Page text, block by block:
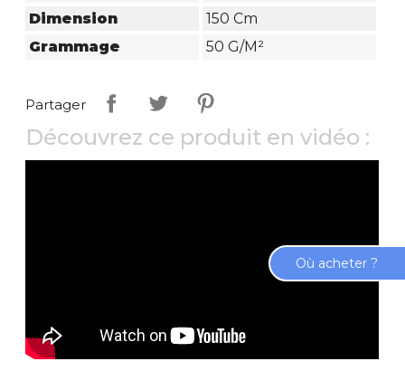
Dimension
150 Cm
Grammage
50 G/m²
Partager
Découvrez ce produit en vidéo :
Où acheter ?